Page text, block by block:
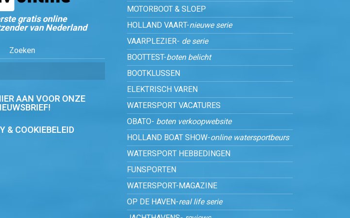
gratis online
van Nederland
Zoeken
AAN VOOR ONZE
& COOKIEBELEID
MOTORBOOT & SLOEP
HOLLAND VAART-nieuwe serie
VAARPLEZIER- de serie
BOOTTEST-boten belicht
BOOTKLUSSEN
ELEKTRISCH VAREN
WATERSPORT VACATURES
OBATO- boten verkoopwebsite
HOLLAND BOAT SHOW-online watersportbeurs
WATERSPORT HEBBEDINGEN
FUNSPORTEN
WATERSPORT-MAGAZINE
OP DE HAVEN-real life serie